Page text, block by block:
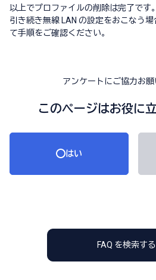
以上でプロファイルの削除は完了です。
引き続き無線 LAN の設定をおこなう場
て手順をご確認ください。
アンケートにご協力お
このページはお役に
はい
FAQ を検索する